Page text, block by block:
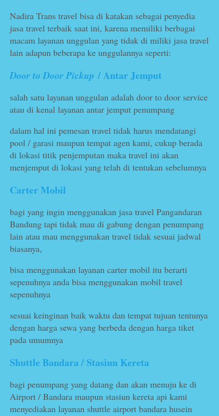
Nadira Trans travel bisa di katakan sebagai penyedia
jasa travel terbaik saat ini, karena memiliki berbagai
macam layanan unggulan yang tidak di miliki jasa travel
lain adapun beberapa ke unggulannya seperti:
Door to Door Pickup / Antar Jemput
salah satu layanan unggulan adalah door to door service
atau di kenal layanan antar jemput penumpang
dalam hal ini pemesan travel tidak harus mendatangi
pool / garasi maupun tempat agen kami, cukup berada
di lokasi titik penjemputan maka travel ini akan
menjemput di lokasi yang telah di tentukan sebelumnya
Carter Mobil
bagi yang ingin menggunakan jasa travel Pangandaran
Bandung tapi tidak mau di gabung dengan penumpang
lain atau mau menggunakan travel tidak sesuai jadwal
biasanya,
bisa menggunakan layanan carter mobil itu berarti
sepenuhnya anda bisa menggunakan mobil travel
sepenuhnya
sesuai keinginan baik waktu dan tempat tujuan tentunya
dengan harga sewa yang berbeda dengan harga tiket
pada umumnya
Shuttle Bandara / Stasiun Kereta
bagi penumpang yang datang dan akan menuju ke di
Airport / Bandara maupun stasiun kereta api kami
menyediakan layanan shuttle airport bandara husein